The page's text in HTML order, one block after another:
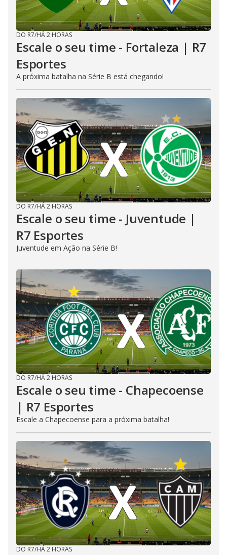
DO R7/HÁ 2 HORAS
Escale o seu time - Fortaleza | R7
Esportes
A próxima batalha na Série B está chegando!
DO R7/HÁ 2 HORAS
Escale o seu time - Juventude |
R7 Esportes
Juventude em Ação na Série B!
DO R7/HÁ 2 HORAS
Escale o seu time - Chapecoense
| R7 Esportes
Escale a Chapecoense para a próxima batalha!
DO R7/HÁ 2 HORAS